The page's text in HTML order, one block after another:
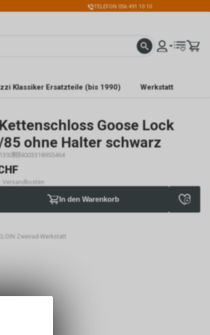
TELEFON 056 491 10 10
Klassiker Ersatzteile (bis 1990) Werkstatt
Goose Lock
ohne Halter schwarz
4003318955464
Versandkosten
In den Warenkorb
Zweirad-Werkstatt